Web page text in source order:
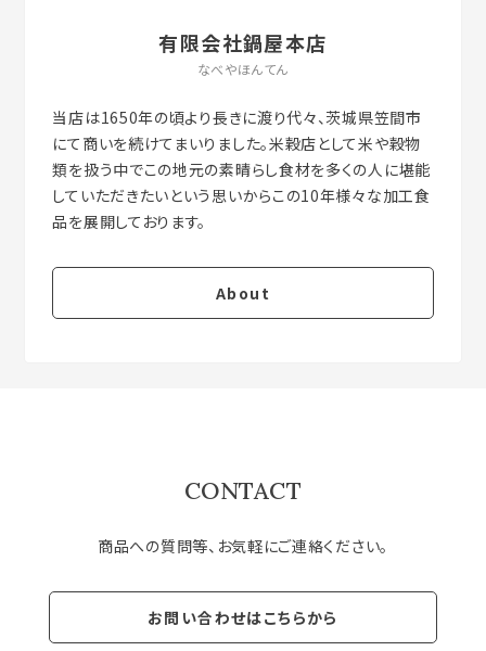
有限会社鍋屋本店
なべやほんてん
当店は1650年の頃より長きに渡り代々、茨城県笠間市
にて商いを続けてまいりました。米穀店として米や穀物
類を扱う中でこの地元の素晴らし食材を多くの人に堪能
していただきたいという思いからこの10年様々な加工食
About
CONTACT
商品への質問等、お気軽にご連絡ください。
お問い合わせはこちらから